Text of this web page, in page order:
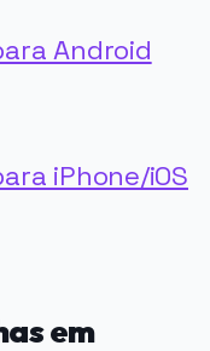
Android
iPhone/iOS
em